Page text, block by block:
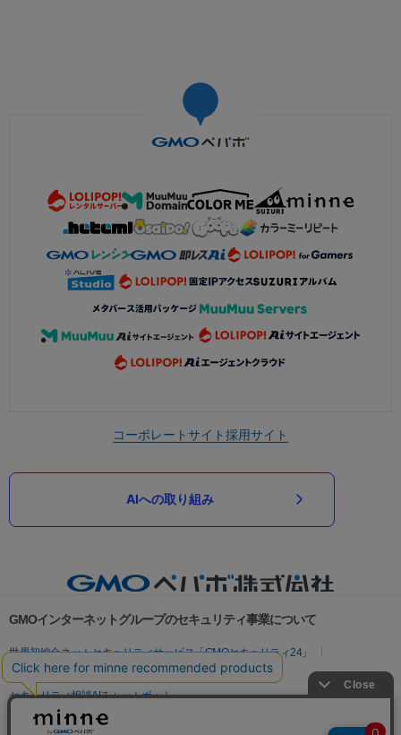
コーポレートサイト採用サイト
AIへの取り組み
GMOインターネットグループのセキュリティ事業について
世界初総合ネットセキュリティサービス「GMOセキュリティ24」
パスワード漏洩診断
Webサイトリスク診断
セキュリティ相談AIチャットボット
実在証明・盗聴対策